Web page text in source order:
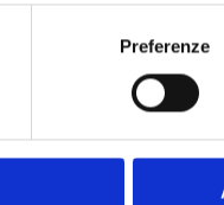
Preferenze